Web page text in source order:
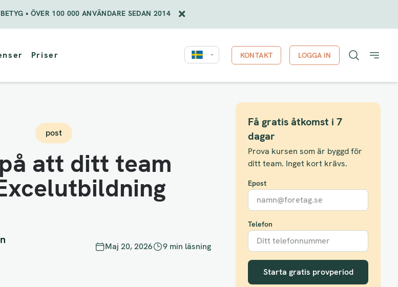
• ÖVER 100 000 ANVÄNDARE SEDAN 2014
Priser KONTAKT LOGGA IN
post
att ditt team
Maj 20, 2026 9 min läsning
Få gratis åtkomst i 7
dagar
Prova kursen som är byggd för
ditt team. Inget kort krävs.
Epost
Telefon
Starta gratis provperiod